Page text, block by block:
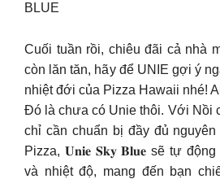
BLUE
Cuối tuần rồi, chiêu đãi cả nhà
còn lăn tăn, hãy để UNIE gợi ý
nhiệt đới của Pizza Hawaii nhé!
Đó là chưa có Unie thôi. Với Nồi
chỉ cần chuẩn bị đầy đủ
Pizza, 𝐔𝐧𝐢𝐞 𝐒𝐤𝐲 𝐁𝐥𝐮𝐞 sẽ tự
và nhiệt độ, mang đến bạn